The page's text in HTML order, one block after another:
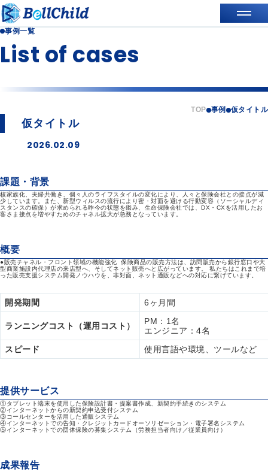
事例一覧
List of cases
TOP 事例 仮タイトル
仮タイトル
2026.02.09
課題・背景
核家族化、夫婦共働き、個々人のライフスタイルの変化により、人々と保険会社との接点が減
少しています。また、新型ウィルスの流行により密・対面を避ける行動変容（ソーシャルディ
スタンスの確保）が求められる昨今の状態を鑑み、生命保険会社では、DX・CXを活用したお
客さま接点を増やすためのチャネル拡大が急務となっています。
概要
●販売チャネル・フロント領域の機能強化 保険商品の販売方法は、訪問販売から銀行窓口や大
型商業施設内代理店の来店型へ、そしてネット販売へと広がっています。 私たちはこれまで培
った販売支援システム開発ノウハウを、非対面、ネット通販などへの対応に繋げています。
開発期間 6ヶ月間
ランニングコスト（運用コスト）
PM：1名
エンジニア：4名
スピード
使用言語や環境、ツールなど
提供サービス
①タブレット端末を使用した保険設計書・提案書作成、新契約手続きのシステム
②インターネットからの新契約申込受付システム
③コールセンターを活用した通販システム
④インターネットでの告知・クレジットカードオーソリゼーション・電子署名システム
⑤インターネットでの団体保険の募集システム（労務担当者向け／従業員向け）
成果報告